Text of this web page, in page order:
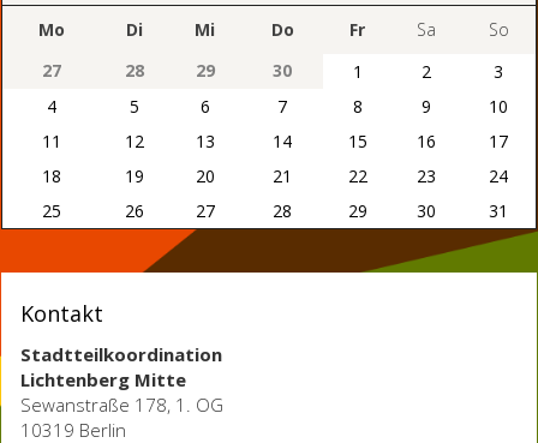
Mo Di Mi Do Fr Sa
So
27
28 29 30 1 2
3
4
5 6 7 8 9
10
11
12 13 14 15 16
17
18
19 20 21 22 23
24
25
26 27 28 29 30 31
Kontakt
Stadtteilkoordination
Lichtenberg Mitte
Sewanstraße 178, 1. OG
10319 Berlin